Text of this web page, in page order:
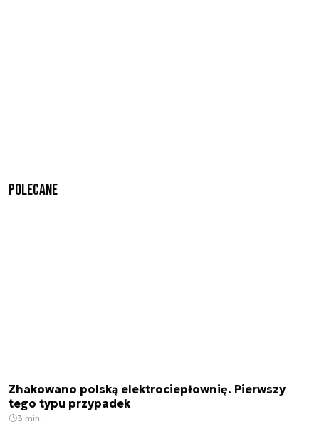
Polecane
Zhakowano polską elektrociepłownię. Pierwszy
tego typu przypadek
3 min.